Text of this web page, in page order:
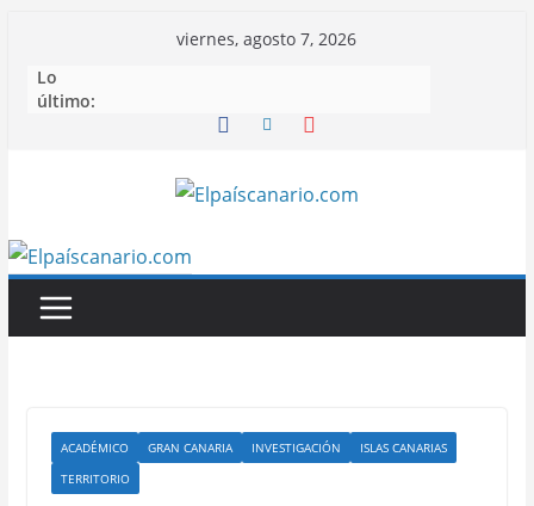
contenido
viernes, agosto 7, 2026
Lo
último:
ACADÉMICO GRAN CANARIA INVESTIGACIÓN
ISLAS CANARIAS
TERRITORIO